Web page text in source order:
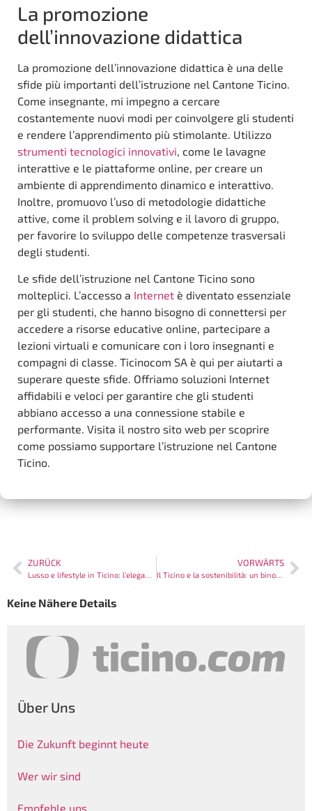
La promozione
dell’innovazione didattica
La promozione dell’innovazione didattica è una delle
sfide più importanti dell’istruzione nel Cantone Ticino.
Come insegnante, mi impegno a cercare
costantemente nuovi modi per coinvolgere gli studenti
e rendere l’apprendimento più stimolante. Utilizzo
strumenti tecnologici innovativi, come le lavagne
interattive e le piattaforme online, per creare un
ambiente di apprendimento dinamico e interattivo.
Inoltre, promuovo l’uso di metodologie didattiche
attive, come il problem solving e il lavoro di gruppo,
per favorire lo sviluppo delle competenze trasversali
degli studenti.
Le sfide dell’istruzione nel Cantone Ticino sono
molteplici. L’accesso a Internet è diventato essenziale
per gli studenti, che hanno bisogno di connettersi per
accedere a risorse educative online, partecipare a
lezioni virtuali e comunicare con i loro insegnanti e
compagni di classe. Ticinocom SA è qui per aiutarti a
superare queste sfide. Offriamo soluzioni Internet
affidabili e veloci per garantire che gli studenti
abbiano accesso a una connessione stabile e
performante. Visita il nostro sito web per scoprire
come possiamo supportare l’istruzione nel Cantone
Ticino.
ZURÜCK
Lusso e lifestyle in Ticino: l’eleganza della Svizzera italiana
VORWÄRTS
Il Ticino e la sostenibilità: un binomio vincente
Keine Nähere Details
Über Uns
Die Zukunft beginnt heute
Wer wir sind
Empfehle uns